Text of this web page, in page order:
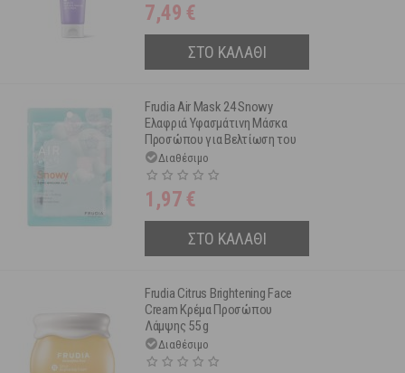
7,49 €
ΣΤΟ ΚΑΛΑΘΙ
Frudia Air Mask 24 Snowy
Ελαφριά Υφασμάτινη Μάσκα
Προσώπου για Βελτίωση του
Xρωματικού Tόνου 25 ml
Διαθέσιμο
1,97 €
ΣΤΟ ΚΑΛΑΘΙ
Frudia Citrus Brightening Face
Cream Κρέμα Προσώπου
Λάμψης 55 g
Διαθέσιμο